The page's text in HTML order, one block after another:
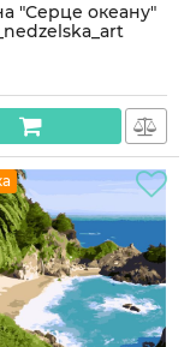
"Серце океану"